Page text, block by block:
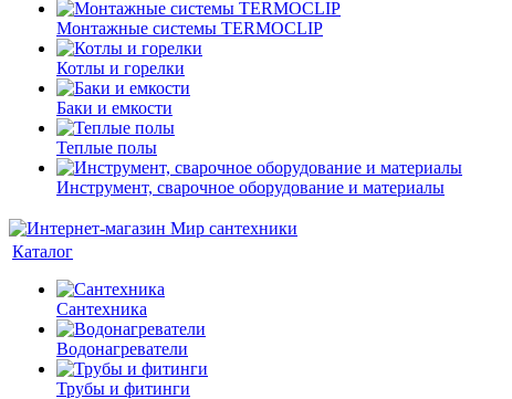
Монтажные системы TERMOCLIP
Котлы и горелки
Баки и емкости
Теплые полы
Инструмент, сварочное оборудование и материалы
Каталог
Сантехника
Водонагреватели
Трубы и фитинги